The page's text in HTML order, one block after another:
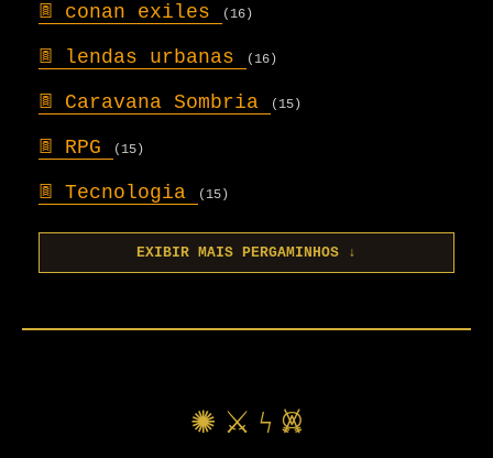
𖣍 conan exiles (16)
𖣍 lendas urbanas (16)
𖣍 Caravana Sombria (15)
𖣍 RPG (15)
𖣍 Tecnologia (15)
EXIBIR MAIS PERGAMINHOS ↓
✺ ⚔ ϟ 𖤙